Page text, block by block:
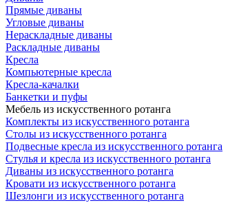
Прямые диваны
Угловые диваны
Нераскладные диваны
Раскладные диваны
Кресла
Компьютерные кресла
Кресла-качалки
Банкетки и пуфы
Мебель из искусственного ротанга
Комплекты из искусственного ротанга
Столы из искусственного ротанга
Подвесные кресла из искусственного ротанга
Стулья и кресла из искусственного ротанга
Диваны из искусственного ротанга
Кровати из искусственного ротанга
Шезлонги из искусственного ротанга